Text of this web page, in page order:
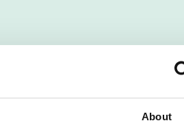
About
verkligen ditt intresse.
aktuella uppdrag.